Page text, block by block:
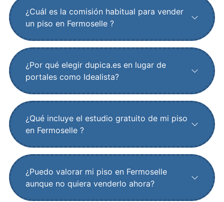
¿Cuál es la comisión habitual para vender
un piso en Fermoselle ?
¿Por qué elegir dupica.es en lugar de
portales como Idealista?
¿Qué incluye el estudio gratuito de mi piso
en Fermoselle ?
¿Puedo valorar mi piso en Fermoselle
aunque no quiera venderlo ahora?